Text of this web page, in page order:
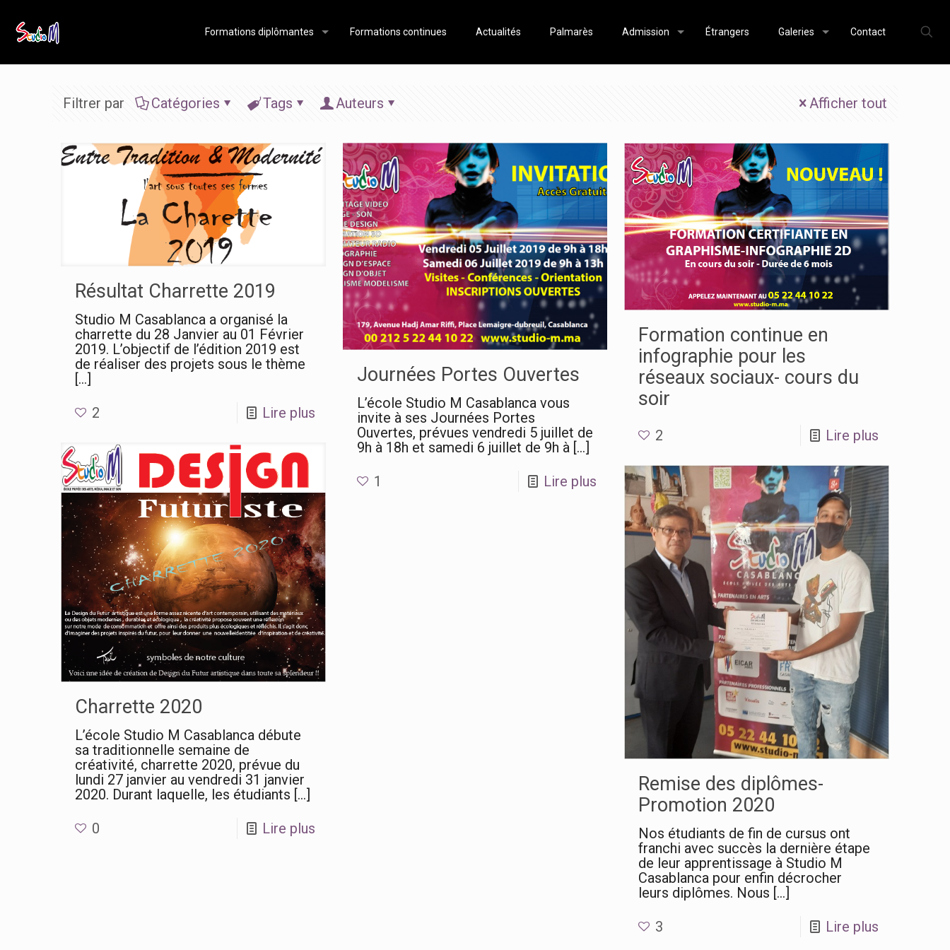
Formations diplômantes Formations continues Actualités Palmarès Admission Étrangers Galeries Contact
Filtrer par Catégories Tags Auteurs Afficher tout
Résultat Charrette 2019
Studio M Casablanca a organisé la
charrette du 28 Janvier au 01 Février
2019. L’objectif de l’édition 2019 est
de réaliser des projets sous le thème
[…]
2
Lire plus
Journées Portes Ouvertes
L’école Studio M Casablanca vous
invite à ses Journées Portes
Ouvertes, prévues vendredi 5 juillet de
9h à 18h et samedi 6 juillet de 9h à […]
1
Lire plus
Formation continue en
infographie pour les
réseaux sociaux- cours du
soir
2 Lire plus
Charrette 2020
L’école Studio M Casablanca débute
sa traditionnelle semaine de
créativité, charrette 2020, prévue du
lundi 27 janvier au vendredi 31 janvier
2020. Durant laquelle, les étudiants […]
0
Lire plus
Remise des diplômes-
Promotion 2020
Nos étudiants de fin de cursus ont
franchi avec succès la dernière étape
de leur apprentissage à Studio M
Casablanca pour enfin décrocher
leurs diplômes. Nous […]
3
Lire plus